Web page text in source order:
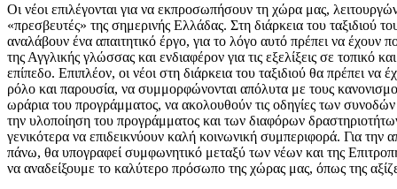
Οι νέοι επιλέγονται για να εκπροσωπήσουν τη χώρα μας,
«πρεσβευτές» της σημερινής Ελλάδας. Στη διάρκεια του ταξιδιού
αναλάβουν ένα απαιτητικό έργο, για το λόγο αυτό πρέπει να έχουν
της Αγγλικής γλώσσας και ενδιαφέρον για τις εξελίξεις σε τοπικό
επίπεδο. Επιπλέον, οι νέοι στη διάρκεια του ταξιδιού θα πρέπει να
ρόλο και παρουσία, να συμμορφώνονται απόλυτα με τους
ωράρια του προγράμματος, να ακολουθούν τις οδηγίες των
την υλοποίηση του προγράμματος και των διαφόρων
γενικότερα να επιδεικνύουν καλή κοινωνική συμπεριφορά. Για την
πάνω, θα υπογραφεί συμφωνητικό μεταξύ των νέων και της
να αναδείξουμε το καλύτερο πρόσωπο της χώρας μας, όπως της